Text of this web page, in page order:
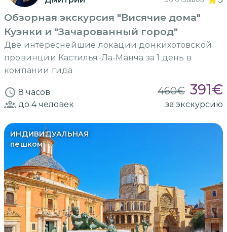
Обзорная экскурсия "Висячие дома"
Куэнки и "Зачарованный город"
Две интереснейшие локации донкихотовской
провинции Кастилья-Ла-Манча за 1 день в
компании гида
8 часов 460€ 391€
до 4человек за экскурсию
ИНДИВИДУАЛЬНАЯ
пешком